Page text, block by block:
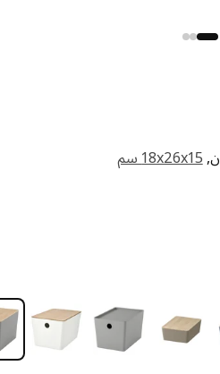
‎18x26x15 سم‏